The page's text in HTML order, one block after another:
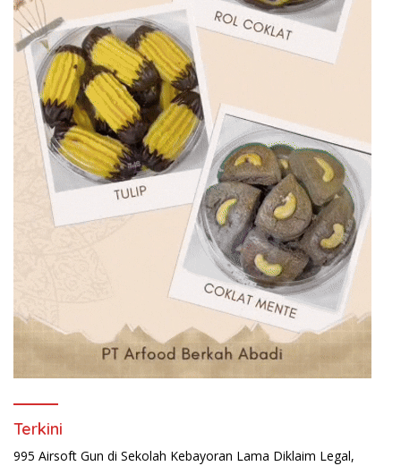
Terkini
995 Airsoft Gun di Sekolah Kebayoran Lama Diklaim Legal,